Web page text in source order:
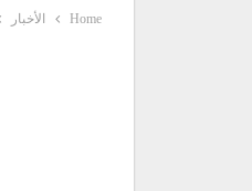
Home الأخبار